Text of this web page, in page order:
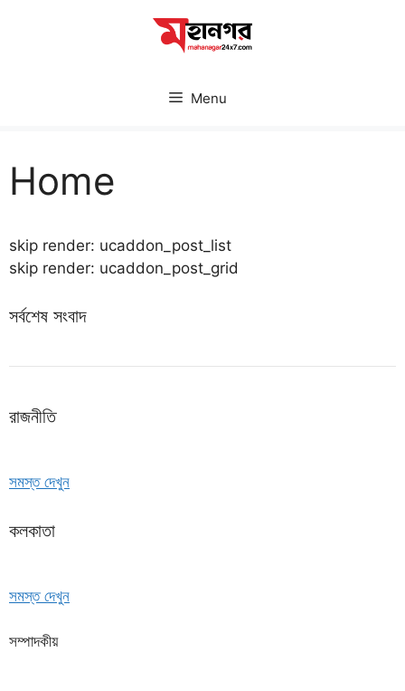
Menu
Home
skip render: ucaddon_post_list
skip render: ucaddon_post_grid
সর্বশেষ সংবাদ
রাজনীতি
সমস্ত দেখুন
কলকাতা
সমস্ত দেখুন
সম্পাদকীয়